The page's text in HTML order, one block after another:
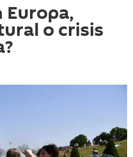
Europa,
o crisis